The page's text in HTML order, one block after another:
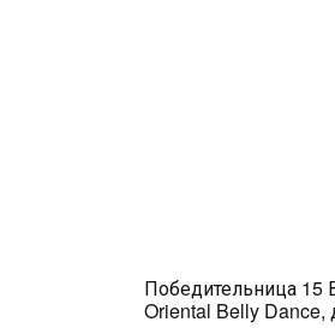
Победительница
Oriental Belly Dance,